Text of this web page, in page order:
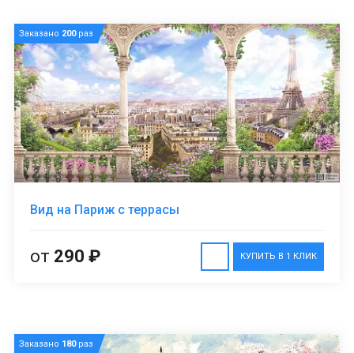
Заказано 200раз
Вид на Париж с террасы
КУПИТЬ В 1 КЛИК
от 290 ₽
Заказано 180раз